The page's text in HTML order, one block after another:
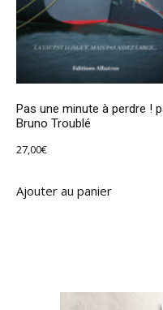
Pas une minute à perdre !
Bruno Troublé
27,00€
Ajouter au panier